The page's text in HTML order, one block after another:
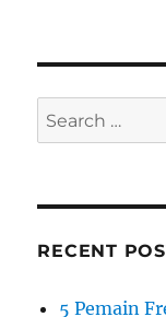
Search
for:
RECENT
5 Pemain